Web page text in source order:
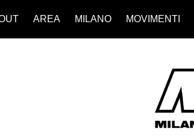
AREA MILANO MOVIMENTI